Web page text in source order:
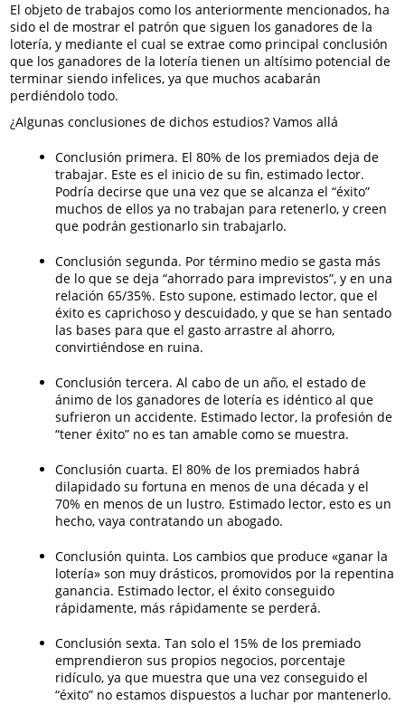
El objeto de trabajos como los anteriormente mencionados, ha
sido el de mostrar el patrón que siguen los ganadores de la
lotería, y mediante el cual se extrae como principal conclusión
que los ganadores de la lotería tienen un altísimo potencial de
terminar siendo infelices, ya que muchos acabarán
perdiéndolo todo.
¿Algunas conclusiones de dichos estudios? Vamos allá
Conclusión primera. El 80% de los premiados deja de
trabajar. Este es el inicio de su fin, estimado lector.
Podría decirse que una vez que se alcanza el “éxito”
muchos de ellos ya no trabajan para retenerlo, y creen
que podrán gestionarlo sin trabajarlo.
Conclusión segunda. Por término medio se gasta más
de lo que se deja “ahorrado para imprevistos”, y en una
relación 65/35%. Esto supone, estimado lector, que el
éxito es caprichoso y descuidado, y que se han sentado
las bases para que el gasto arrastre al ahorro,
convirtiéndose en ruina.
Conclusión tercera. Al cabo de un año, el estado de
ánimo de los ganadores de lotería es idéntico al que
sufrieron un accidente. Estimado lector, la profesión de
“tener éxito” no es tan amable como se muestra.
Conclusión cuarta. El 80% de los premiados habrá
dilapidado su fortuna en menos de una década y el
70% en menos de un lustro. Estimado lector, esto es un
hecho, vaya contratando un abogado.
Conclusión quinta. Los cambios que produce «ganar la
lotería» son muy drásticos, promovidos por la repentina
ganancia. Estimado lector, el éxito conseguido
rápidamente, más rápidamente se perderá.
Conclusión sexta. Tan solo el 15% de los premiado
emprendieron sus propios negocios, porcentaje
ridículo, ya que muestra que una vez conseguido el
“éxito” no estamos dispuestos a luchar por mantenerlo.